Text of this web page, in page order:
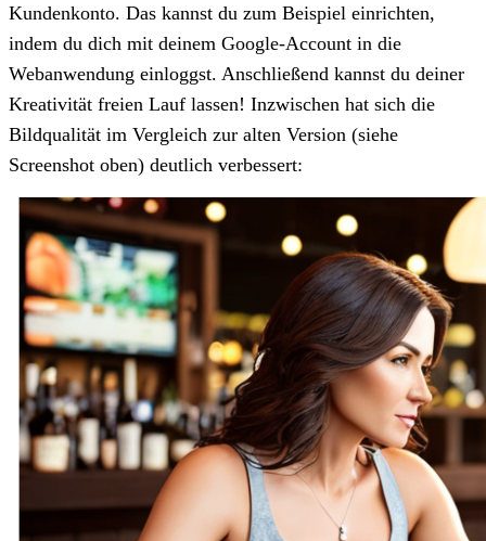
Kundenkonto. Das kannst du zum Beispiel einrichten,
indem du dich mit deinem Google-Account in die
Webanwendung einloggst. Anschließend kannst du deiner
Kreativität freien Lauf lassen! Inzwischen hat sich die
Bildqualität im Vergleich zur alten Version (siehe
Screenshot oben) deutlich verbessert: